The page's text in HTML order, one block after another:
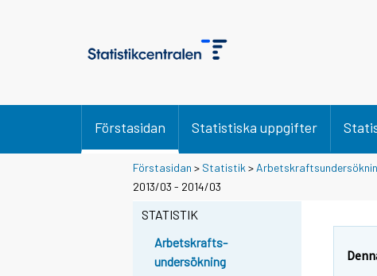
Förstasidan Statistiska uppgifter
Förstasidan > Statistik >
2013/03 - 2014/03
STATISTIK
Arbetskrafts-
undersökning